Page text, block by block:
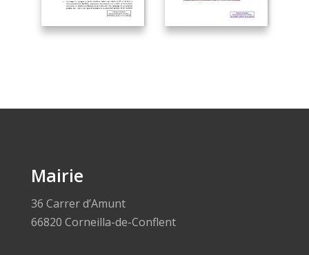
Mairie
36 Carrer d’Amunt
66820 Corneilla-de-Conflent